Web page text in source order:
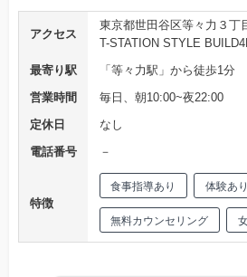
アクセス
東京都世田谷区等々力３丁
T-STATION STYLE
最寄り駅
「等々力駅」から徒歩1分
営業時間
毎日、朝10:00~夜22:00
定休日
なし
電話番号
－
特徴
食事指導あり 体験あり
無料カウンセリング